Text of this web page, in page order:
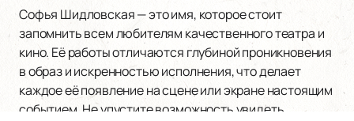
Софья Шидловская — это имя, которое стоит
запомнить всем любителям качественного театра и
кино. Её работы отличаются глубиной проникновения
в образ и искренностью исполнения, что делает
каждое её появление на сцене или экране настоящим
событием. Не упустите возможность увидеть